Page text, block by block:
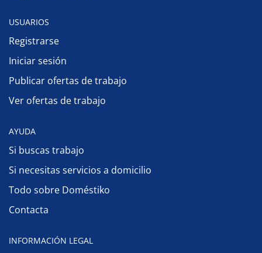
USUARIOS
Registrarse
Iniciar sesión
Publicar ofertas de trabajo
Ver ofertas de trabajo
AYUDA
Si buscas trabajo
Si necesitas servicios a domicilio
Todo sobre Doméstiko
Contacta
INFORMACIÓN LEGAL